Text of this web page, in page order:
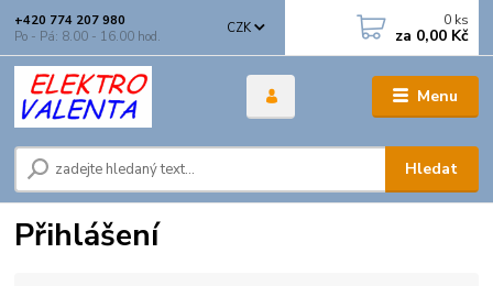
Menu
CZK
Hledat
+420 774 207 980
Po - Pá: 8.00 - 16.00 hod.
0 ks
za 0,00 Kč
Přihlášení